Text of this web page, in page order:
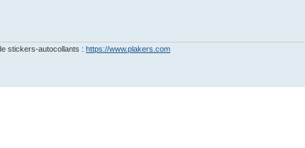
stickers-autocollants : https://www.plakers.com